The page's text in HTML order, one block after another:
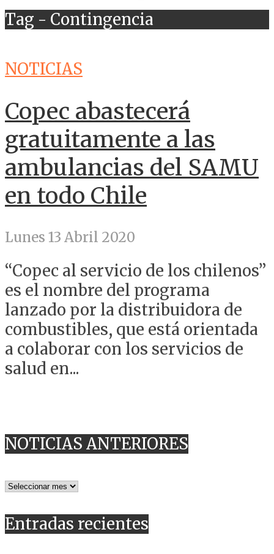
Tag - Contingencia
NOTICIAS
Copec abastecerá
gratuitamente a las
ambulancias del SAMU
en todo Chile
Lunes 13 Abril 2020
“Copec al servicio de los chilenos”
es el nombre del programa
lanzado por la distribuidora de
combustibles, que está orientada
a colaborar con los servicios de
salud en...
NOTICIAS ANTERIORES
NOTICIAS
Entradas recientes